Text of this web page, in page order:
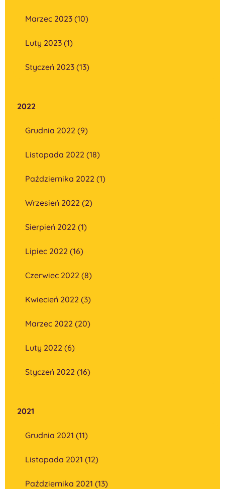
Marzec 2023 (10)
Luty 2023 (1)
Styczeń 2023 (13)
2022
Grudnia 2022 (9)
Listopada 2022 (18)
Października 2022 (1)
Wrzesień 2022 (2)
Sierpień 2022 (1)
Lipiec 2022 (16)
Czerwiec 2022 (8)
Kwiecień 2022 (3)
Marzec 2022 (20)
Luty 2022 (6)
Styczeń 2022 (16)
2021
Grudnia 2021 (11)
Listopada 2021 (12)
Października 2021 (13)